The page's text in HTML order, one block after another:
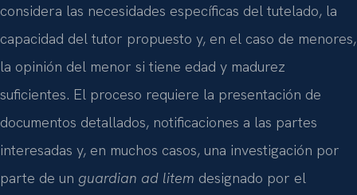
considera las necesidades específicas del tutelado, la
capacidad del tutor propuesto y, en el caso de menores,
la opinión del menor si tiene edad y madurez
suficientes. El proceso requiere la presentación de
documentos detallados, notificaciones a las partes
interesadas y, en muchos casos, una investigación por
parte de un guardian ad litem designado por el